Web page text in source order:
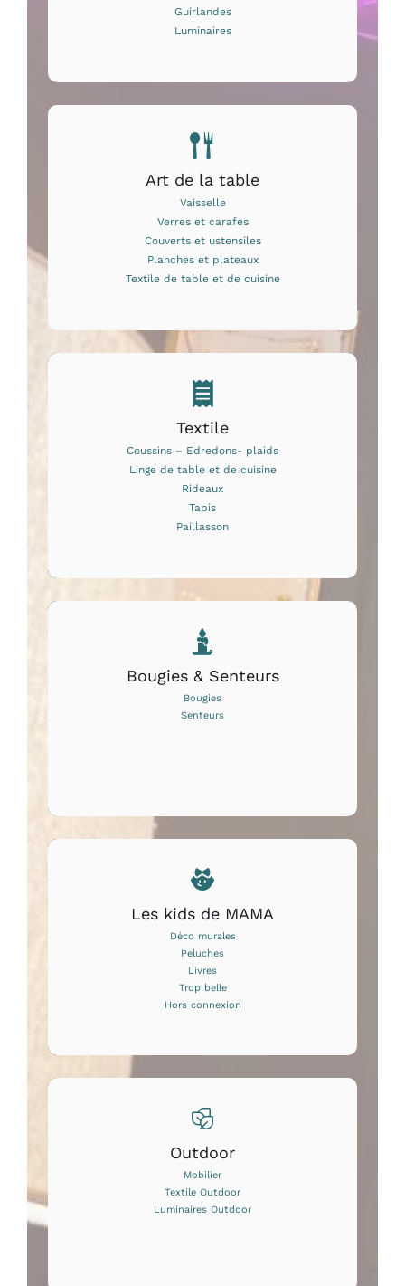
Guirlandes
Luminaires
Art de la table
Vaisselle
Verres et carafes
Couverts et ustensiles
Planches et plateaux
Textile de table et de cuisine
Textile
Coussins – Edredons- plaids
Linge de table et de cuisine
Rideaux
Tapis
Paillasson
Bougies & Senteurs
Bougies
Senteurs
Les kids de MAMA
Déco murales
Peluches
Livres
Trop belle
Hors connexion
Outdoor
Mobilier
Textile Outdoor
Luminaires Outdoor